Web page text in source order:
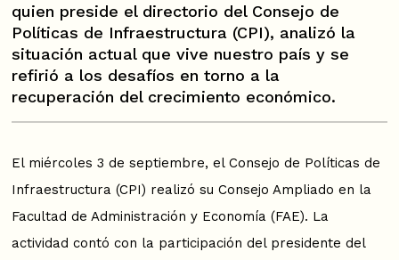
quien preside el directorio del Consejo de
Políticas de Infraestructura (CPI), analizó la
situación actual que vive nuestro país y se
refirió a los desafíos en torno a la
recuperación del crecimiento económico.
El miércoles 3 de septiembre, el Consejo de Políticas de
Infraestructura (CPI) realizó su Consejo Ampliado en la
Facultad de Administración y Economía (FAE). La
actividad contó con la participación del presidente del